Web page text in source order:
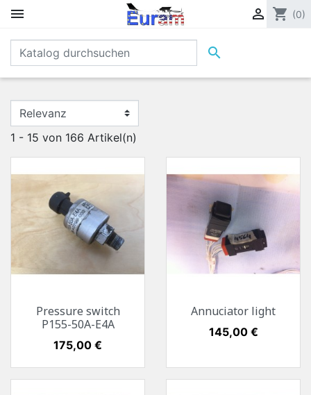
  shopping_cart (0)

1 - 15 von 166 Artikel(n)
Pressure switch
P155-50A-E4A
Preis
175,00 €
Annuciator light
Preis
145,00 €